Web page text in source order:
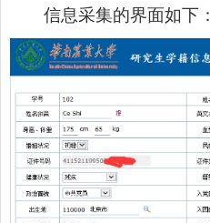
信息采集的界面如下：